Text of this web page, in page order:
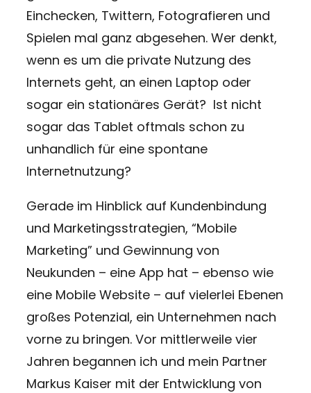
Einchecken, Twittern, Fotografieren und
Spielen mal ganz abgesehen. Wer denkt,
wenn es um die private Nutzung des
Internets geht, an einen Laptop oder
sogar ein stationäres Gerät? Ist nicht
sogar das Tablet oftmals schon zu
unhandlich für eine spontane
Internetnutzung?
Gerade im Hinblick auf Kundenbindung
und Marketingsstrategien, “Mobile
Marketing” und Gewinnung von
Neukunden – eine App hat – ebenso wie
eine Mobile Website – auf vielerlei Ebenen
großes Potenzial, ein Unternehmen nach
vorne zu bringen. Vor mittlerweile vier
Jahren begannen ich und mein Partner
Markus Kaiser mit der Entwicklung von